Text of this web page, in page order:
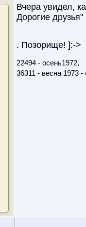
Вчера увидел,
Дорогие
. Позорище! ]:->
22494 - осень1972,
36311 - весна 1973 -